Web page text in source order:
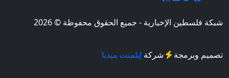
شبكة فلسطين الإخبارية - جميع الحقوق محفوظة © 2026
تصميم وبرمجة شركة إيلمنت ميديا